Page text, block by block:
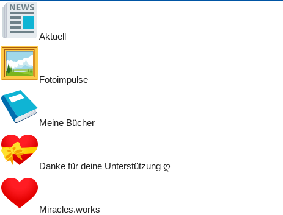
Glauben entdecken und Gott persönlich kennen lernen
Aktuell
Fotoimpulse
Meine Bücher
Danke für deine Unterstützung ღ
Miracles.works